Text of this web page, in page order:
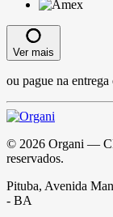
Ver mais
ou pague na entrega
© 2026 Organi —
reservados.
Pituba, Avenida
- BA